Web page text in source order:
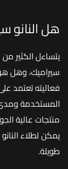
هل النانو
يتساءل الكثير
سيراميك، وهل
فعاليته تعتمد
المستخدمة ومدى
منتجات عالية
يمكن لطلاء
طويلة.